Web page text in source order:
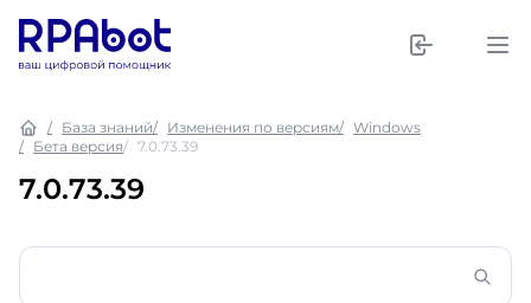
База знаний Изменения по версиям
Windows
Бета версия
7.0.73.39
7.0.73.39